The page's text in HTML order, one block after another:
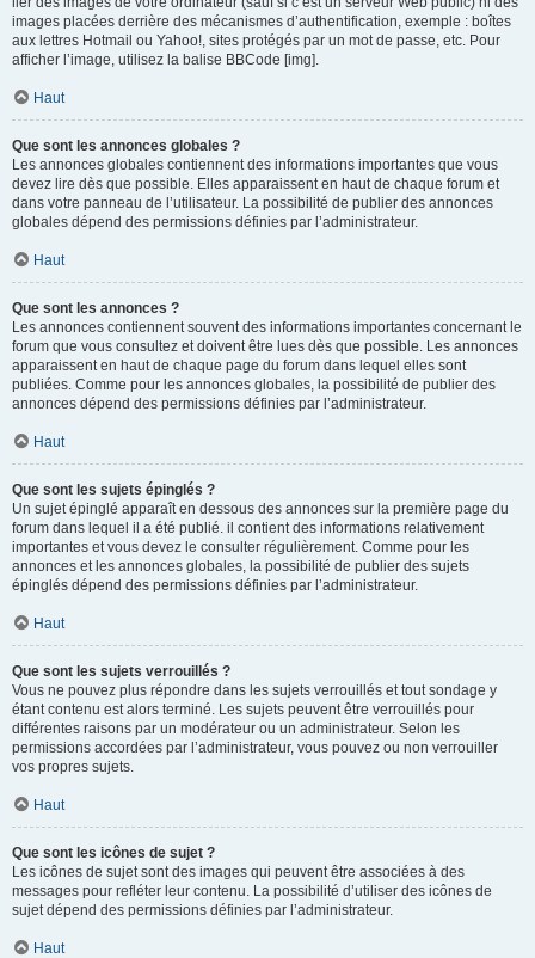
images placées derrière des mécanismes d’authentification, exemple : boîtes
aux lettres Hotmail ou Yahoo!, sites protégés par un mot de passe, etc. Pour
afficher l’image, utilisez la balise BBCode [img].
Haut
Que sont les annonces globales ?
Les annonces globales contiennent des informations importantes que vous
devez lire dès que possible. Elles apparaissent en haut de chaque forum et
dans votre panneau de l’utilisateur. La possibilité de publier des annonces
globales dépend des permissions définies par l’administrateur.
Haut
Que sont les annonces ?
Les annonces contiennent souvent des informations importantes concernant le
forum que vous consultez et doivent être lues dès que possible. Les annonces
apparaissent en haut de chaque page du forum dans lequel elles sont
publiées. Comme pour les annonces globales, la possibilité de publier des
annonces dépend des permissions définies par l’administrateur.
Haut
Que sont les sujets épinglés ?
Un sujet épinglé apparaît en dessous des annonces sur la première page du
forum dans lequel il a été publié. il contient des informations relativement
importantes et vous devez le consulter régulièrement. Comme pour les
annonces et les annonces globales, la possibilité de publier des sujets
épinglés dépend des permissions définies par l’administrateur.
Haut
Que sont les sujets verrouillés ?
Vous ne pouvez plus répondre dans les sujets verrouillés et tout sondage y
étant contenu est alors terminé. Les sujets peuvent être verrouillés pour
différentes raisons par un modérateur ou un administrateur. Selon les
permissions accordées par l’administrateur, vous pouvez ou non verrouiller
vos propres sujets.
Haut
Que sont les icônes de sujet ?
Les icônes de sujet sont des images qui peuvent être associées à des
messages pour refléter leur contenu. La possibilité d’utiliser des icônes de
sujet dépend des permissions définies par l’administrateur.
Haut